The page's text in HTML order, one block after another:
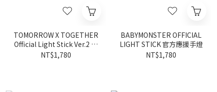
TOMORROW X TOGETHER
Official Light Stick Ver.2 手
燈
NT$1,780
BABYMONSTER OFFICIAL
LIGHT STICK 官方應援手燈
NT$1,780